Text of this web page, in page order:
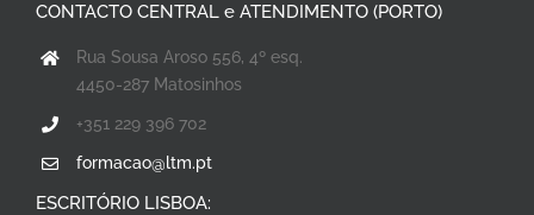
CONTACTO CENTRAL e ATENDIMENTO (PORTO)
Rua Sousa Aroso 556, 4º esq.
4450-287 Matosinhos
+351 229 396 702
formacao@ltm.pt
ESCRITÓRIO LISBOA: